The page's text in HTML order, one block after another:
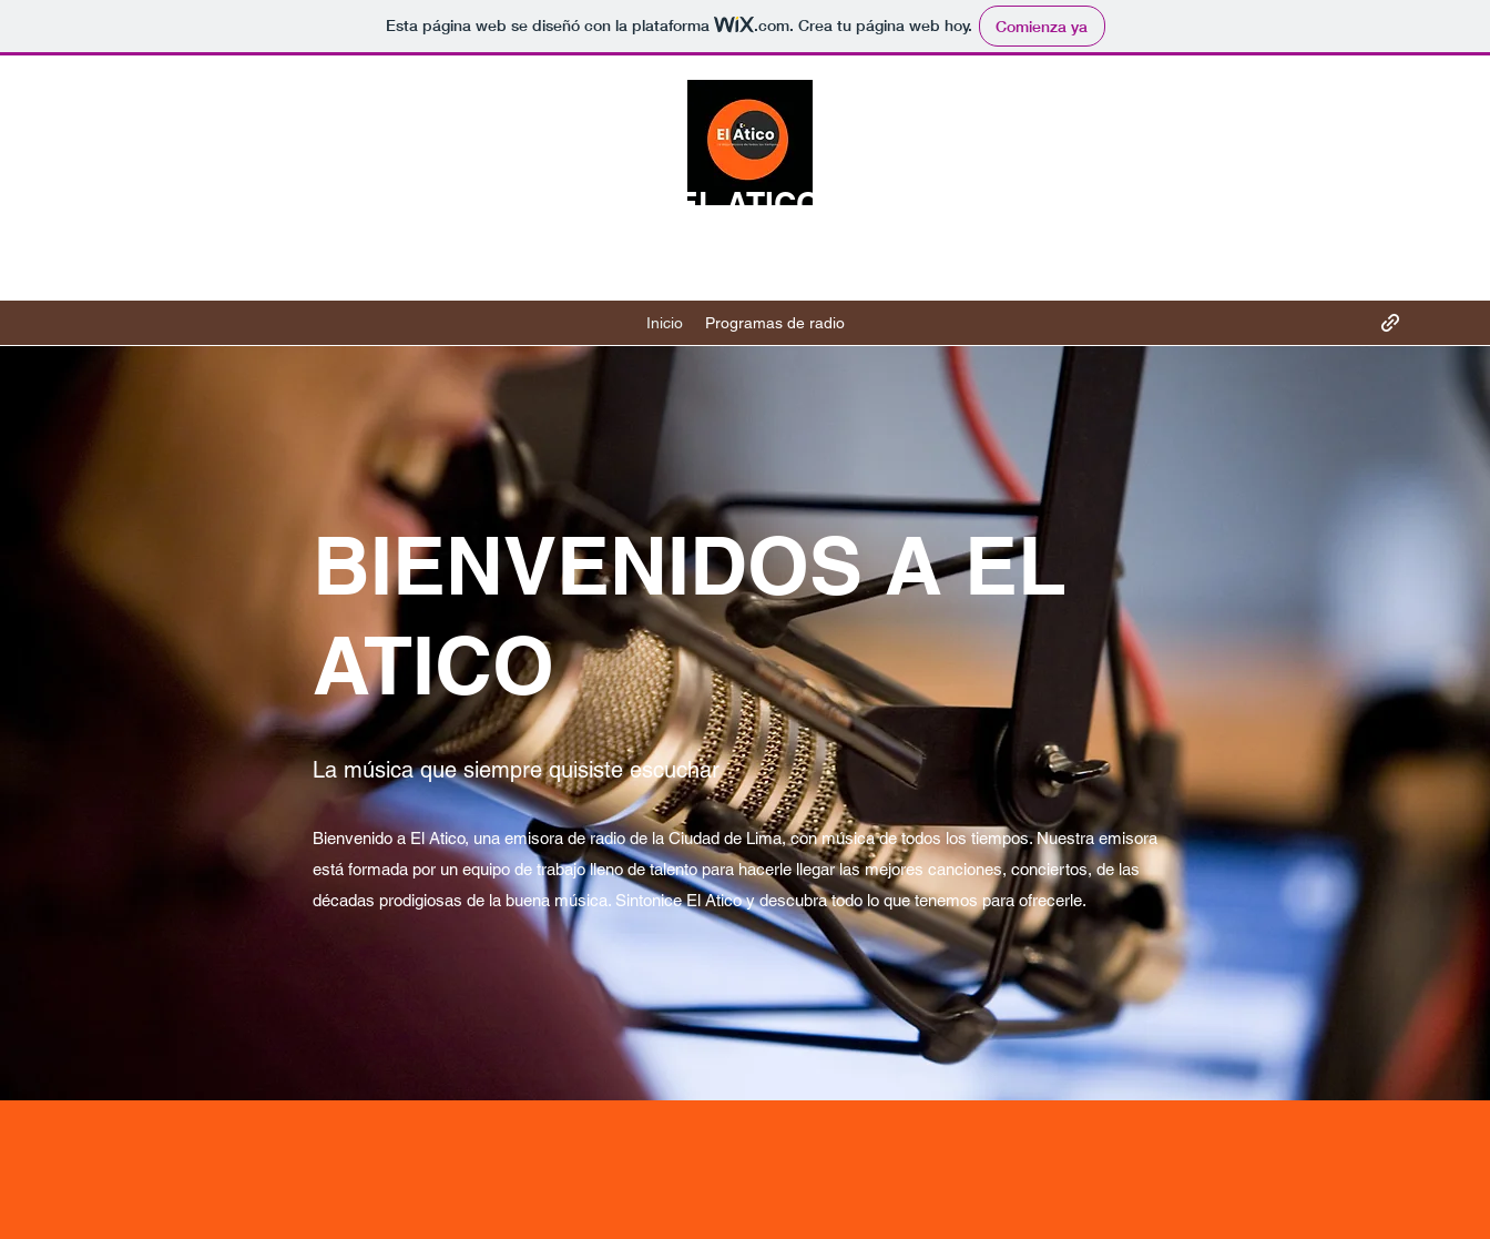
Esta página web se diseñó con la plataforma .com. Crea tu página web hoy. Comienza ya
EL ATICO
Inicio Programas de radio
BIENVENIDOS A EL
ATICO
La música que siempre quisiste escuchar
Bienvenido a El Atico, una emisora de radio de la Ciudad de Lima, con música de todos los tiempos. Nuestra emisora
está formada por un equipo de trabajo lleno de talento para hacerle llegar las mejores canciones, conciertos, de las
décadas prodigiosas de la buena música. Sintonice El Atico y descubra todo lo que tenemos para ofrecerle.